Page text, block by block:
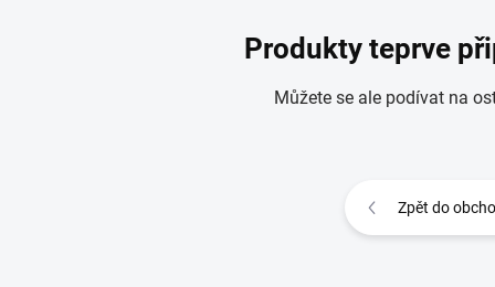
Produkty teprve
Můžete se ale podívat na
Zpět do